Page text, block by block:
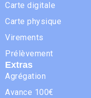
Carte digitale
Carte physique
Virements
Prélèvement
Extras
Agrégation
Avance 100€